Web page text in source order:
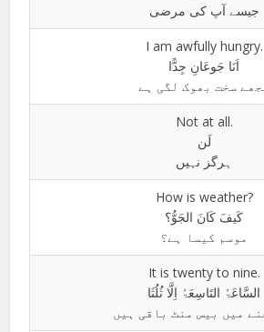
جیسے آپ کی مرضی
I am awfully hungry.
اَنَا جَوعَانِ جِدًّا
سخت بھوک لگی ہے
Not at all.
لَن
ہرگز نہیں
How is weather?
کَیفَ کَانَ الجَوُّ؟
موسم کیسا ہے؟
It is twenty to nine.
السَّاعَۃُ التَاسِعَۃُ اِلَّا ثُلُثَا
میں بیس منٹ باقی ہیں